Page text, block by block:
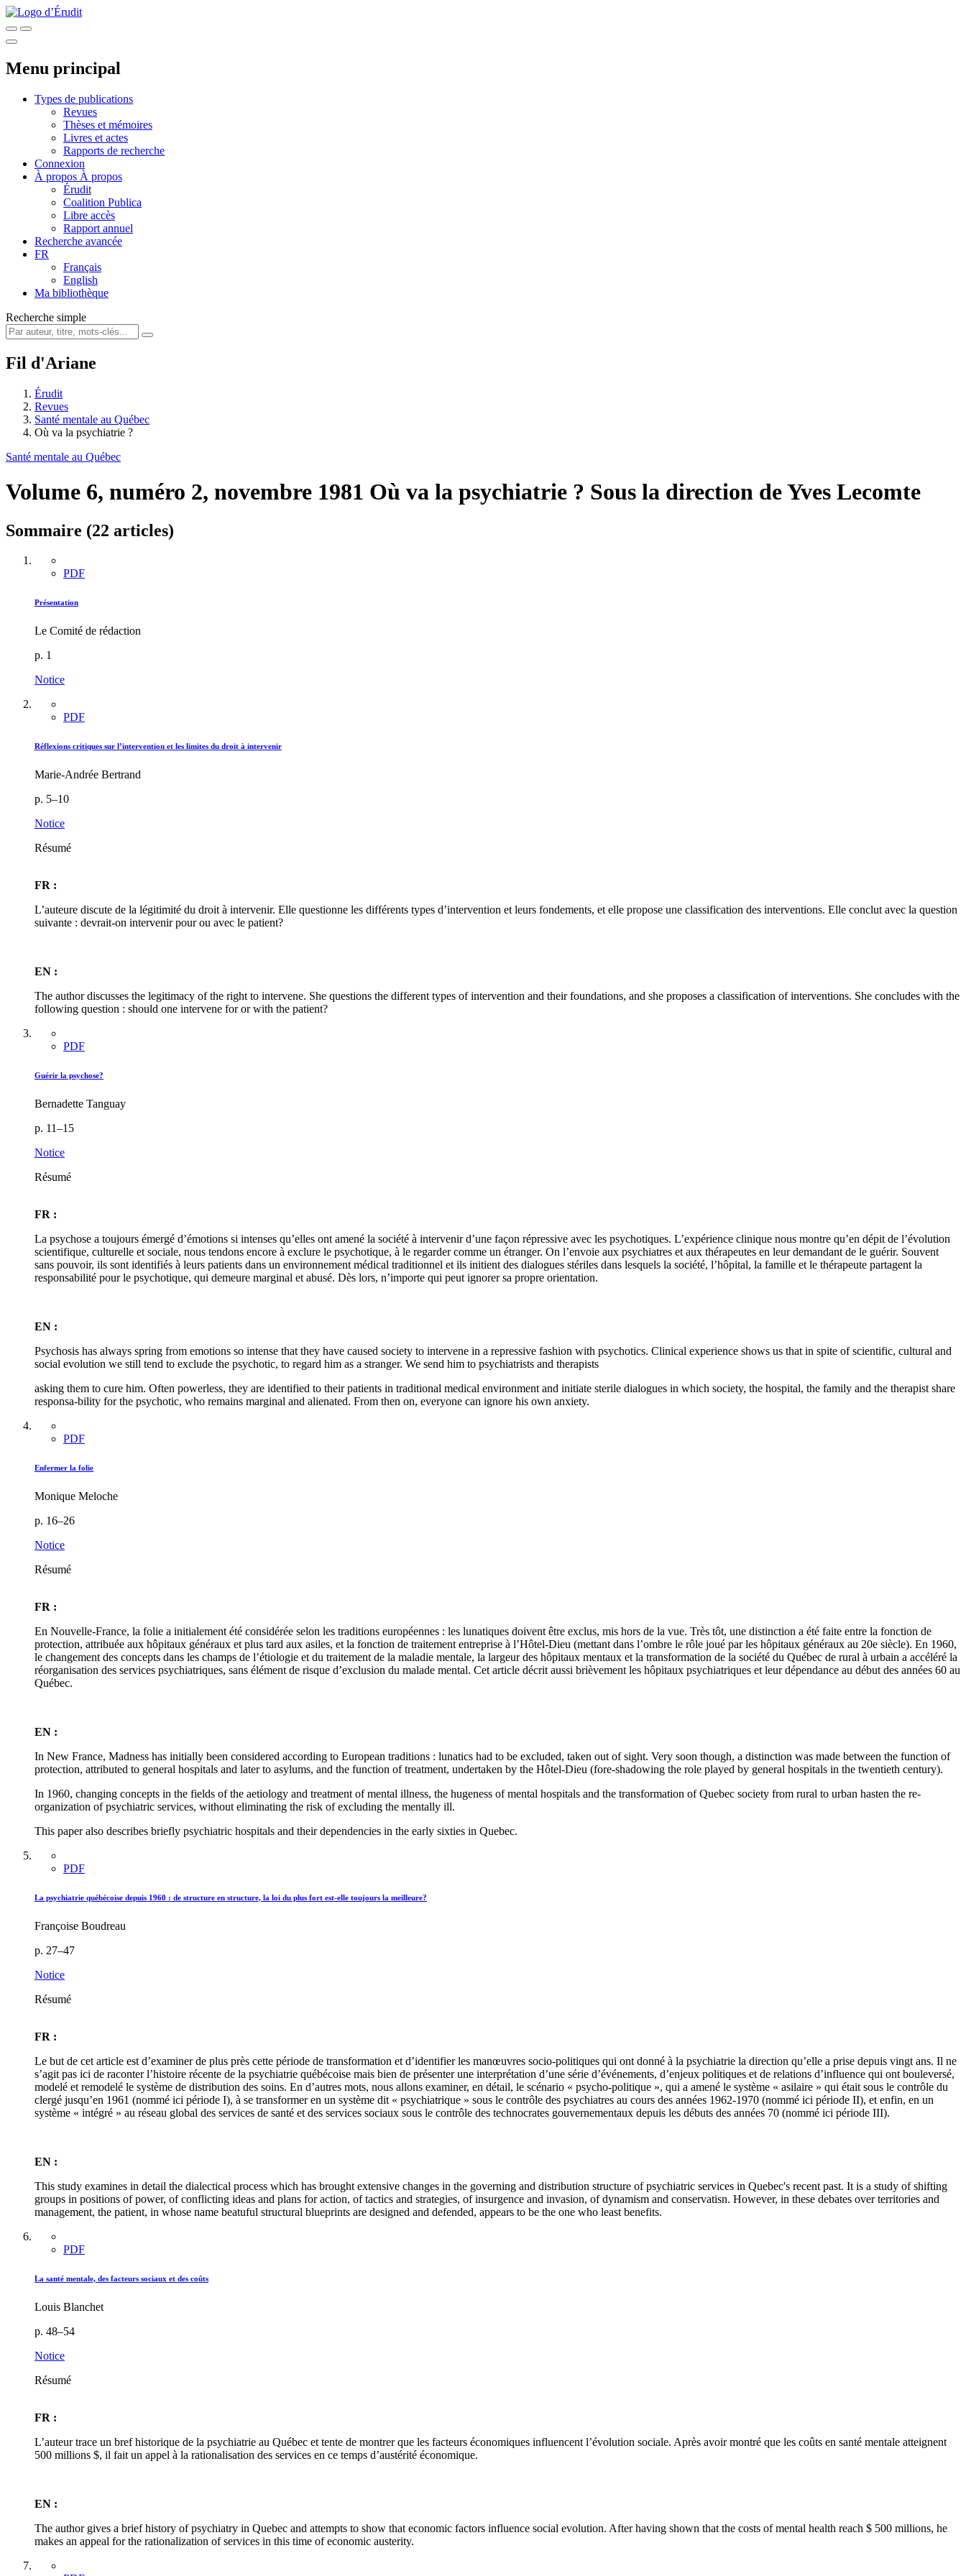
Menu principal
Types de publications
Revues
Thèses et mémoires
Livres et actes
Rapports de recherche
Connexion
À propos À propos
Érudit
Coalition Publica
Libre accès
Rapport annuel
Recherche avancée
FR
Français
English
Ma bibliothèque
Recherche simple
Fil d'Ariane
Érudit
Revues
Santé mentale au Québec
Où va la psychiatrie ?
Santé mentale au Québec
Volume 6, numéro 2, novembre 1981 Où va la psychiatrie ? Sous la direction de Yves Lecomte
Sommaire (22 articles)
PDF
Présentation
Le Comité de rédaction
p. 1
Notice
PDF
Réflexions critiques sur l’intervention et les limites du droit à intervenir
Marie-Andrée Bertrand
p. 5–10
Notice
Résumé
FR :
L’auteure discute de la légitimité du droit à intervenir. Elle questionne les différents types d’intervention et leurs fondements, et elle propose une classification des interventions. Elle conclut avec la question
suivante : devrait-on intervenir pour ou avec le patient?
EN :
The author discusses the legitimacy of the right to intervene. She questions the different types of intervention and their foundations, and she proposes a classification of interventions. She concludes with the
following question : should one intervene for or with the patient?
PDF
Guérir la psychose?
Bernadette Tanguay
p. 11–15
Notice
Résumé
FR :
La psychose a toujours émergé d’émotions si intenses qu’elles ont amené la société à intervenir d’une façon répressive avec les psychotiques. L’expérience clinique nous montre qu’en dépit de l’évolution
scientifique, culturelle et sociale, nous tendons encore à exclure le psychotique, à le regarder comme un étranger. On l’envoie aux psychiatres et aux thérapeutes en leur demandant de le guérir. Souvent
sans pouvoir, ils sont identifiés à leurs patients dans un environnement médical traditionnel et ils initient des dialogues stériles dans lesquels la société, l’hôpital, la famille et le thérapeute partagent la
responsabilité pour le psychotique, qui demeure marginal et abusé. Dès lors, n’importe qui peut ignorer sa propre orientation.
EN :
Psychosis has always spring from emotions so intense that they have caused society to intervene in a repressive fashion with psychotics. Clinical experience shows us that in spite of scientific, cultural and
social evolution we still tend to exclude the psychotic, to regard him as a stranger. We send him to psychiatrists and therapists
asking them to cure him. Often powerless, they are identified to their patients in traditional medical environment and initiate sterile dialogues in which society, the hospital, the family and the therapist share
responsa-bility for the psychotic, who remains marginal and alienated. From then on, everyone can ignore his own anxiety.
PDF
Enfermer la folie
Monique Meloche
p. 16–26
Notice
Résumé
FR :
En Nouvelle-France, la folie a initialement été considérée selon les traditions européennes : les lunatiques doivent être exclus, mis hors de la vue. Très tôt, une distinction a été faite entre la fonction de
protection, attribuée aux hôpitaux généraux et plus tard aux asiles, et la fonction de traitement entreprise à l’Hôtel-Dieu (mettant dans l’ombre le rôle joué par les hôpitaux généraux au 20e siècle). En 1960,
le changement des concepts dans les champs de l’étiologie et du traitement de la maladie mentale, la largeur des hôpitaux mentaux et la transformation de la société du Québec de rural à urbain a accéléré la
réorganisation des services psychiatriques, sans élément de risque d’exclusion du malade mental. Cet article décrit aussi brièvement les hôpitaux psychiatriques et leur dépendance au début des années 60 au
Québec.
EN :
In New France, Madness has initially been considered according to European traditions : lunatics had to be excluded, taken out of sight. Very soon though, a distinction was made between the function of
protection, attributed to general hospitals and later to asylums, and the function of treatment, undertaken by the Hôtel-Dieu (fore-shadowing the role played by general hospitals in the twentieth century).
In 1960, changing concepts in the fields of the aetiology and treatment of mental illness, the hugeness of mental hospitals and the transformation of Quebec society from rural to urban hasten the re-
organization of psychiatric services, without eliminating the risk of excluding the mentally ill.
This paper also describes briefly psychiatric hospitals and their dependencies in the early sixties in Quebec.
PDF
La psychiatrie québécoise depuis 1960 : de structure en structure, la loi du plus fort est-elle toujours la meilleure?
Françoise Boudreau
p. 27–47
Notice
Résumé
FR :
Le but de cet article est d’examiner de plus près cette période de transformation et d’identifier les manœuvres socio-politiques qui ont donné à la psychiatrie la direction qu’elle a prise depuis vingt ans. Il ne
s’agit pas ici de raconter l’histoire récente de la psychiatrie québécoise mais bien de présenter une interprétation d’une série d’événements, d’enjeux politiques et de relations d’influence qui ont bouleversé,
modelé et remodelé le système de distribution des soins. En d’autres mots, nous allons examiner, en détail, le scénario « psycho-politique », qui a amené le système « asilaire » qui était sous le contrôle du
clergé jusqu’en 1961 (nommé ici période I), à se transformer en un système dit « psychiatrique » sous le contrôle des psychiatres au cours des années 1962-1970 (nommé ici période II), et enfin, en un
système « intégré » au réseau global des services de santé et des services sociaux sous le contrôle des technocrates gouvernementaux depuis les débuts des années 70 (nommé ici période III).
EN :
This study examines in detail the dialectical process which has brought extensive changes in the governing and distribution structure of psychiatric services in Quebec's recent past. It is a study of shifting
groups in positions of power, of conflicting ideas and plans for action, of tactics and strategies, of insurgence and invasion, of dynamism and conservatisn. However, in these debates over territories and
management, the patient, in whose name beatuful structural blueprints are designed and defended, appears to be the one who least benefits.
PDF
La santé mentale, des facteurs sociaux et des coûts
Louis Blanchet
p. 48–54
Notice
Résumé
FR :
L’auteur trace un bref historique de la psychiatrie au Québec et tente de montrer que les facteurs économiques influencent l’évolution sociale. Après avoir montré que les coûts en santé mentale atteignent
500 millions $, il fait un appel à la rationalisation des services en ce temps d’austérité économique.
EN :
The author gives a brief history of psychiatry in Quebec and attempts to show that economic factors influence social evolution. After having shown that the costs of mental health reach $ 500 millions, he
makes an appeal for the rationalization of services in this time of economic austerity.